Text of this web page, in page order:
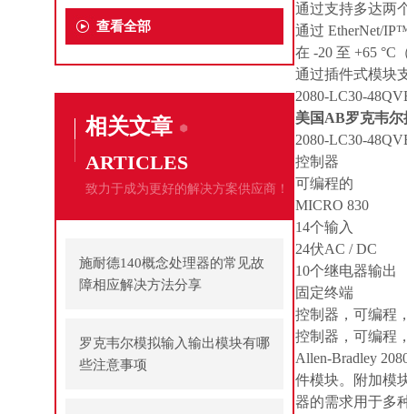
查看全部
相关文章
ARTICLES
致力于成为更好的解决方案供应商！
施耐德140概念处理器的常见故
障相应解决方法分享
罗克韦尔模拟输入输出模块有哪
些注意事项
通过支持多达两
通过 EtherNet/
在 -20 至 +65 °C
通过插件式模块
2080-LC30-
美国AB罗克韦尔
2080-LC30-
控制器
可编程的
MICRO 830
14个输入
24伏AC / DC
10个继电器输出
固定终端
控制器，可编程
控制器，可编程
Allen-Bradley
件模块。附加模
器的需求用于多